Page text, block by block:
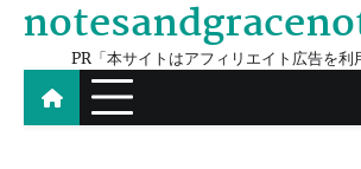
Skip
contentPR「本サイトはアフィリエイト広告を利